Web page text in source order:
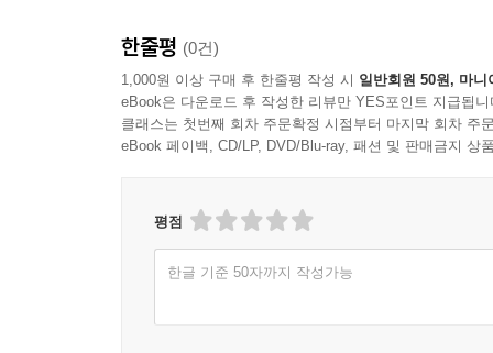
한줄평 (0건)
1,000원 이상 구매 후 한줄평 작성 시 일반회원 50원, 마니
eBook은 다운로드 후 작성한 리뷰만 YES포인트 지급됩니
클래스는 첫번째 회차 주문확정 시점부터 마지막 회차 주
eBook 페이백, CD/LP, DVD/Blu-ray, 패션 및 판매금지 상
평점
한글 기준 50자까지 작성가능